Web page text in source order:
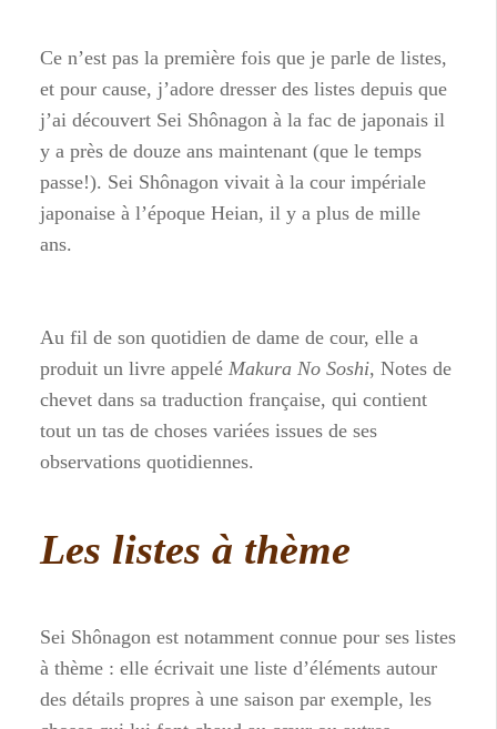
Ce n’est pas la première fois que je parle de listes,
et pour cause, j’adore dresser des listes depuis que
j’ai découvert Sei Shônagon à la fac de japonais il
y a près de douze ans maintenant (que le temps
passe!). Sei Shônagon vivait à la cour impériale
japonaise à l’époque Heian, il y a plus de mille
ans.
Au fil de son quotidien de dame de cour, elle a
produit un livre appelé Makura No Soshi, Notes de
chevet dans sa traduction française, qui contient
tout un tas de choses variées issues de ses
observations quotidiennes.
Les listes à thème
Sei Shônagon est notamment connue pour ses listes
à thème : elle écrivait une liste d’éléments autour
des détails propres à une saison par exemple, les